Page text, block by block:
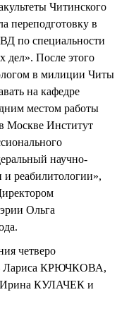
Читинского
переподготовку в
по специальности
дел». После этого
в милиции Читы
на кафедре
местом работы
Институт
научно-
реабилитологии»,
Ольга
четверо
– Лариса КРЮЧКОВА,
Ирина КУЛАЧЕК и